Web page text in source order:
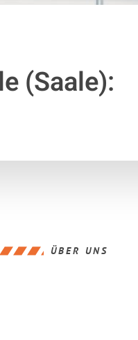
(Saale):
ÜBER UNS